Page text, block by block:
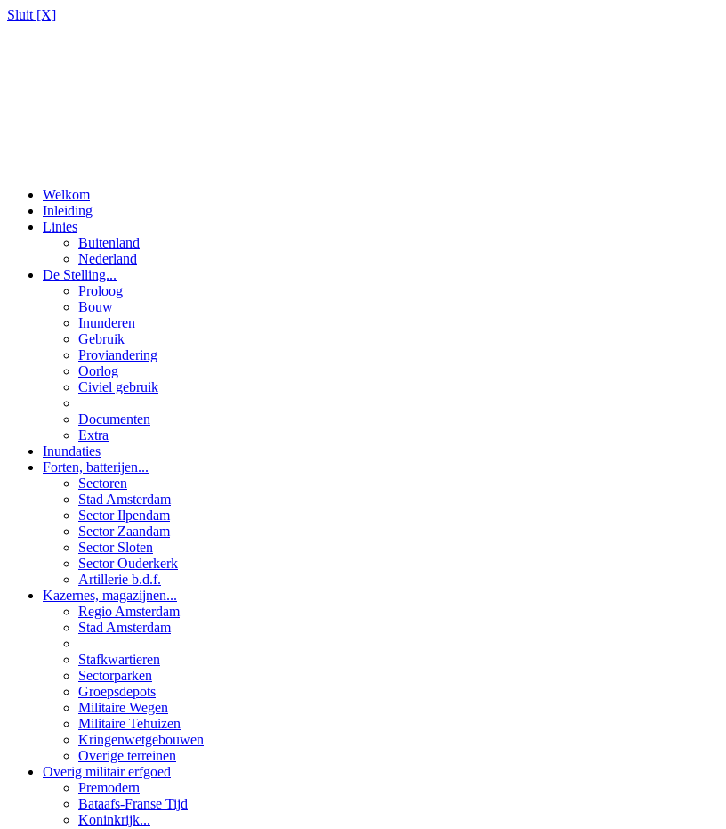
Sluit [X]
Welkom
Inleiding
Linies
Buitenland
Nederland
De Stelling...
Proloog
Bouw
Inunderen
Gebruik
Proviandering
Oorlog
Civiel gebruik
Documenten
Extra
Inundaties
Forten, batterijen...
Sectoren
Stad Amsterdam
Sector Ilpendam
Sector Zaandam
Sector Sloten
Sector Ouderkerk
Artillerie b.d.f.
Kazernes, magazijnen...
Regio Amsterdam
Stad Amsterdam
Stafkwartieren
Sectorparken
Groepsdepots
Militaire Wegen
Militaire Tehuizen
Kringenwetgebouwen
Overige terreinen
Overig militair erfgoed
Premodern
Bataafs-Franse Tijd
Koninkrijk...